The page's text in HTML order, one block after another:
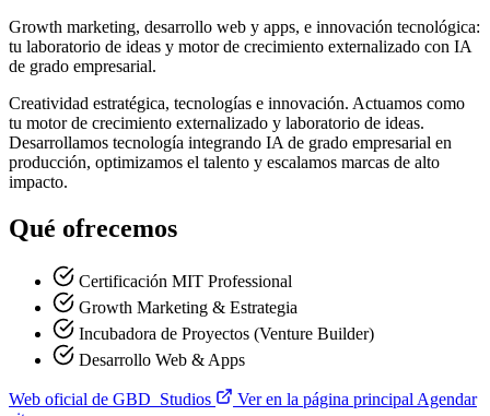
Growth marketing, desarrollo web y apps, e innovación tecnológica:
tu laboratorio de ideas y motor de crecimiento externalizado con IA
de grado empresarial.
Creatividad estratégica, tecnologías e innovación. Actuamos como
tu motor de crecimiento externalizado y laboratorio de ideas.
Desarrollamos tecnología integrando IA de grado empresarial en
producción, optimizamos el talento y escalamos marcas de alto
impacto.
Qué ofrecemos
Certificación MIT Professional
Growth Marketing & Estrategia
Incubadora de Proyectos (Venture Builder)
Desarrollo Web & Apps
Web oficial de GBD_Studios Ver en la página principal Agendar